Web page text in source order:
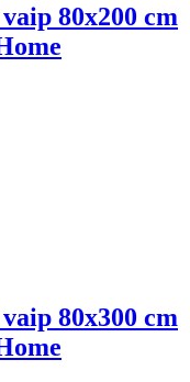
80x200 cm
80x300 cm